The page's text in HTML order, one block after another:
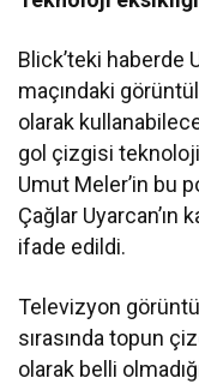
Blick’teki haberde
maçındaki
olarak
gol çizgisi
Umut Meler’in bu
Çağlar Uyarcan’ın
ifade edildi.
Televizyon
sırasında topun
olarak belli